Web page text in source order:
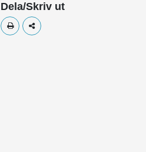
Dela/Skriv ut
Skriv utDela